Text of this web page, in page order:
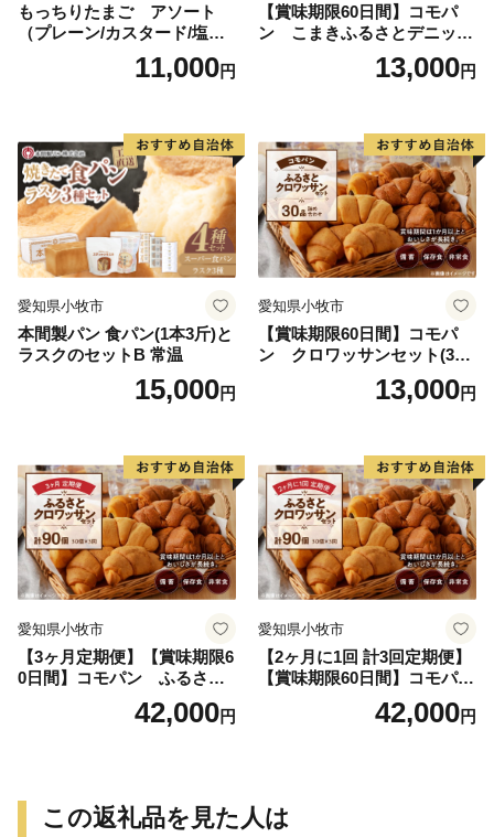
もっちりたまご アソート
（プレーン/カスタード/塩バ
ター/小倉バター）11,000円
【賞味期限60日間】コモパ
ン こまきふるさとデニッシ
ュセット（20個入り）／災害
用備蓄 保存食 非常食 防災グ
13,000円
愛知県小牧市
本間製パン 食パン(1本3斤)と
ラスクのセットB 常温
15,000円
愛知県小牧市
【賞味期限60日間】コモパ
ン クロワッサンセット(30
個入り)／災害用備蓄 保存食
非常食 防災グッズにも
13,000円
愛知県小牧市
【3ヶ月定期便】【賞味期限6
0日間】コモパン ふるさと
クロワッサンセット（計90
個）／災害用備蓄 保存食 非
42,000円
愛知県小牧市
【2ヶ月に1回 計3回定期便】
【賞味期限60日間】コモパ
ン ふるさとクロワッサンセ
ット（計90個）／災害用備蓄
42,000円
この返礼品を見た人は